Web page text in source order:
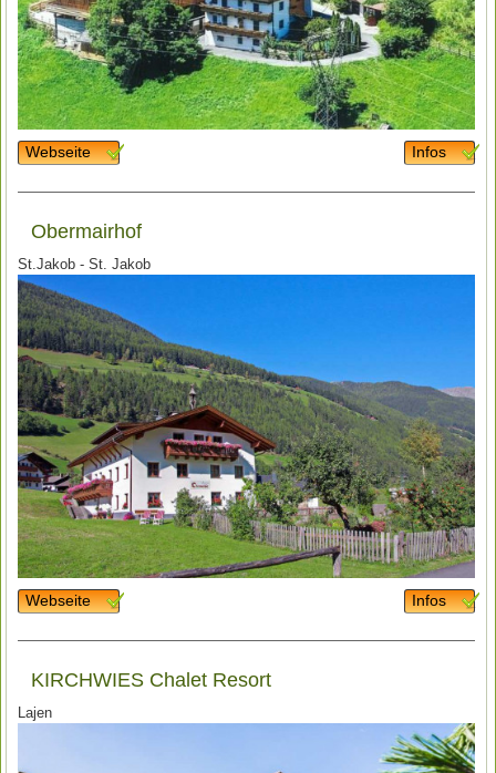
Webseite Infos
Obermairhof
St.Jakob - St. Jakob
Webseite Infos
KIRCHWIES Chalet Resort
Lajen